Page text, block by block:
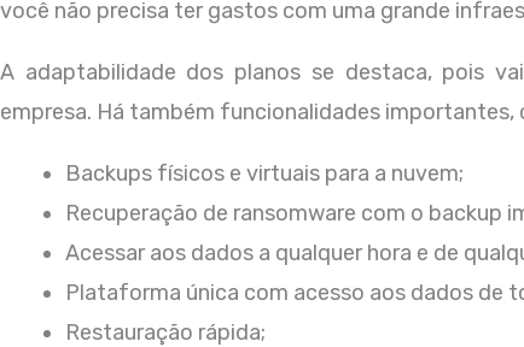
você não precisa ter gastos com uma grande
A adaptabilidade dos planos se destaca, pois
empresa. Há também funcionalidades importantes,
Backups físicos e virtuais para a nuvem;
Recuperação de ransomware com o backup
Acessar aos dados a qualquer hora e de
Plataforma única com acesso aos dados de
Restauração rápida;